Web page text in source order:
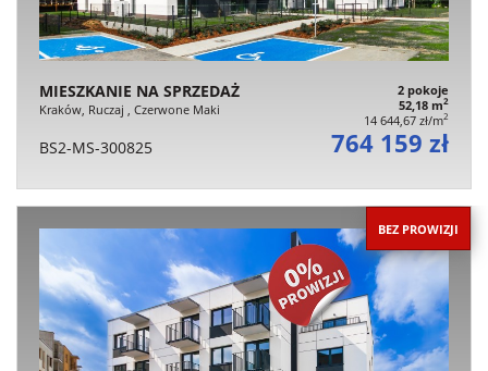
MIESZKANIE NA SPRZEDAŻ
Kraków, Ruczaj , Czerwone Maki
2 pokoje
52,18 m2
14 644,67 zł/m2
BS2-MS-300825 764 159 zł
BEZ PROWIZJI